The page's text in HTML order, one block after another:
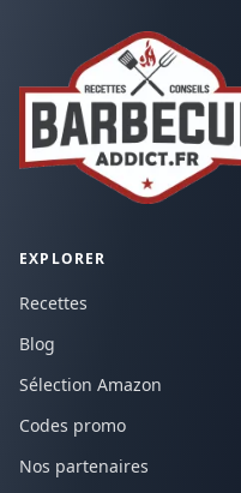
EXPLORER
Recettes
Blog
Sélection Amazon
Codes promo
Nos partenaires